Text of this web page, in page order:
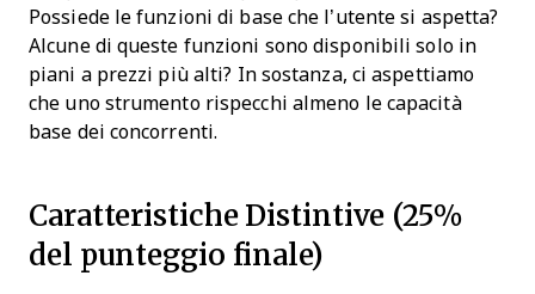
Possiede le funzioni di base che l’utente si aspetta?
Alcune di queste funzioni sono disponibili solo in
piani a prezzi più alti? In sostanza, ci aspettiamo
che uno strumento rispecchi almeno le capacità
base dei concorrenti.
Caratteristiche Distintive (25%
del punteggio finale)